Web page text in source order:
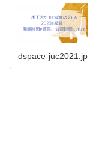
dspace-juc2021.jp